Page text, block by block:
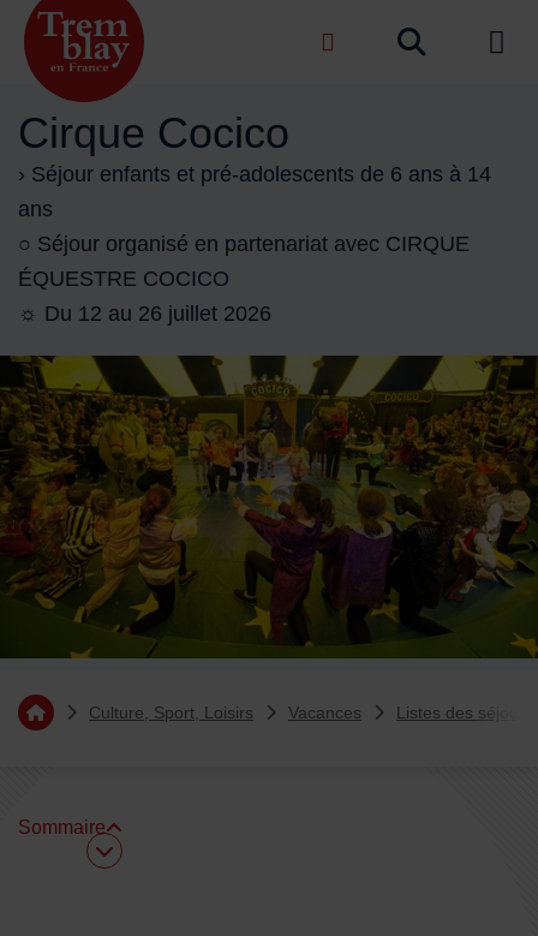
Menu de raccourcis
Accueil ville de Tremblay-en-France de
Cirque Cocico
› Séjour enfants et pré-adolescents de 6 ans à 14
ans
○ Séjour organisé en partenariat avec CIRQUE
ÉQUESTRE COCICO
☼ Du 12 au 26 juillet 2026
Vous êtes ici :
Retourner à l'accueil
Culture, Sport, Loisirs Vacances Listes des séjours
Sommaire
Sommaire